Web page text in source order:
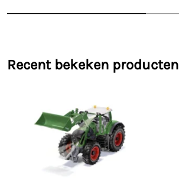
Recent bekeken producten